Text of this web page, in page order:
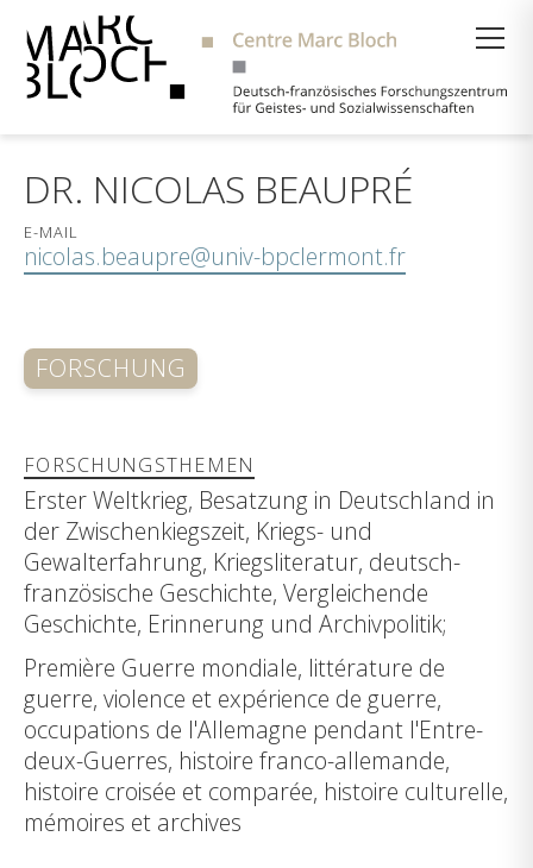
DR. NICOLAS BEAUPRÉ
E-MAIL
nicolas.beaupre@univ-bpclermont.fr
FORSCHUNG
FORSCHUNGSTHEMEN
Erster Weltkrieg, Besatzung in Deutschland in
der Zwischenkiegszeit, Kriegs- und
Gewalterfahrung, Kriegsliteratur, deutsch-
französische Geschichte, Vergleichende
Geschichte, Erinnerung und Archivpolitik;
Première Guerre mondiale, littérature de
guerre, violence et expérience de guerre,
occupations de l'Allemagne pendant l'Entre-
deux-Guerres, histoire franco-allemande,
histoire croisée et comparée, histoire culturelle,
mémoires et archives